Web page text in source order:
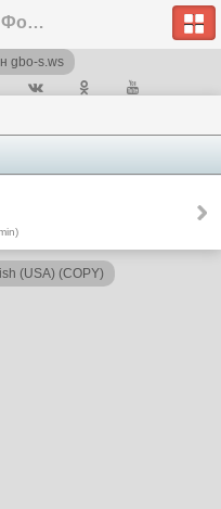
GBO-S.WS: Форум
gbo-s.ws
(USA) (COPY)